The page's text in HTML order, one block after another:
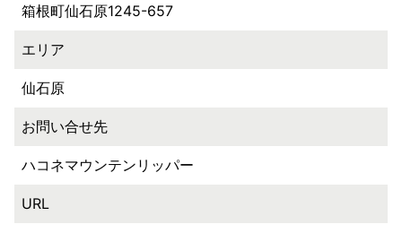
箱根町仙石原1245-657
エリア
仙石原
お問い合せ先
ハコネマウンテンリッパー
URL